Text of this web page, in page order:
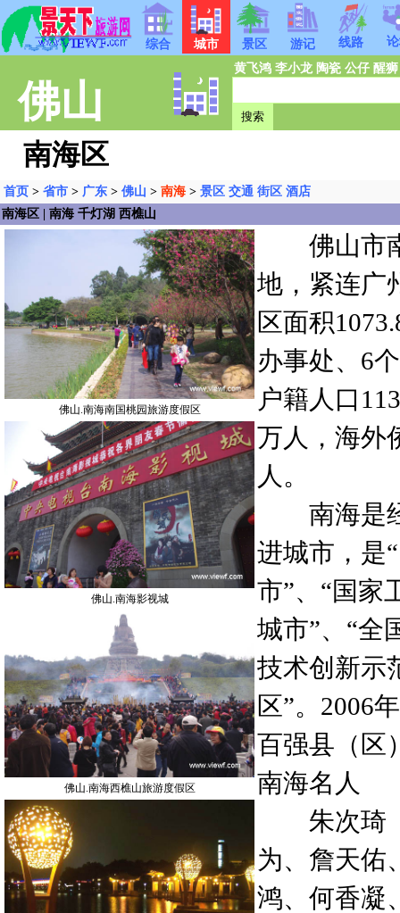
综合 城市 景区 游记 线路
佛山
黄飞鸿 李小龙 陶瓷 公仔 醒狮
南海区
首页 > 省市 > 广东 > 佛山 > 南海 > 景区 交通 街区 酒店
南海区 | 南海 千灯湖 西樵山
佛山.南海南国桃园旅游度假区
佛山.南海影视城
佛山.南海西樵山旅游度假区
佛山市南
地，紧连广
区面积
办事处、6
户籍人口
万人，海外
人。
南海是经
进城市，是
市”、“国家
城市”、“全
技术创新示
区”。2006
百强县（区
南海名人
朱次琦（
为、詹天佑
鸿、何香凝